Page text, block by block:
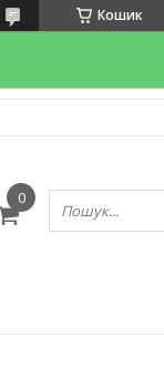
Кошик